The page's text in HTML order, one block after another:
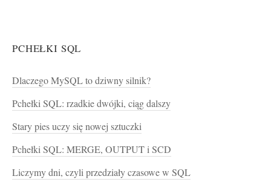
PCHEŁKI SQL
Dlaczego MySQL to dziwny silnik?
Pchełki SQL: rzadkie dwójki, ciąg dalszy
Stary pies uczy się nowej sztuczki
Pchełki SQL: MERGE, OUTPUT i SCD
Liczymy dni, czyli przedziały czasowe w SQL